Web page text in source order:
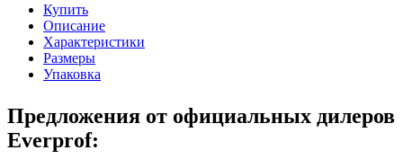
Купить
Описание
Характеристики
Размеры
Упаковка
Предложения от официальных дилеров
Everprof: